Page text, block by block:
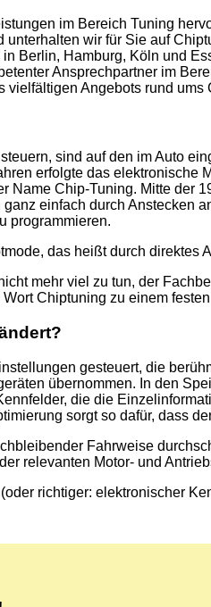
im Bereich Tuning
wir für Sie auf
Berlin, Hamburg, Köln und
Ansprechpartner im
Angebots rund ums
sind auf den im Auto
erfolgte das
Name Chip-Tuning. Mitte der
einfach durch Anstecken
programmieren.
das heißt durch
mehr viel zu tun, der
Chiptuning zu einem
gesteuert, die
übernommen. In den
die die
sorgt so dafür, dass
Fahrweise
relevanten Motor- und
richtiger: elektronischer